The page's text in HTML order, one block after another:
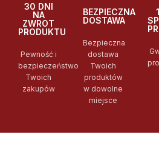
30 DNI
NA
ZWROT
PRODUKTU
Pewność i
bezpieczeństwo
Twoich
zakupów
BEZPIECZNA
DOSTAWA
Bezpieczna
dostawa
Twoich
produktów
w dowolne
miejsce